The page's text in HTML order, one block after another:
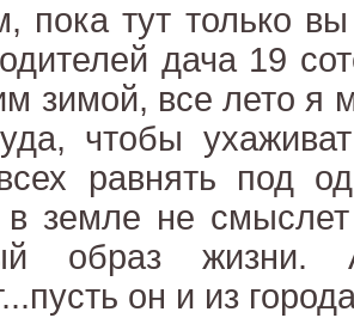
пока тут только
дача 19
зимой, все лето я
чтобы
равнять под
в земле не
образ жизни.
он и из